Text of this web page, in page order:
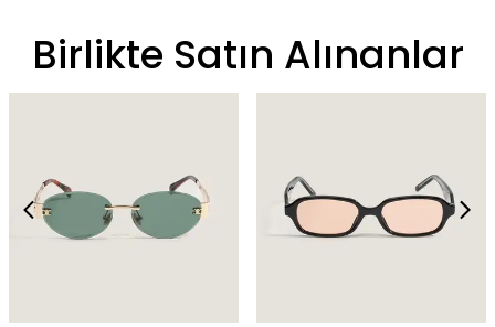
Birlikte Satın Alınanlar